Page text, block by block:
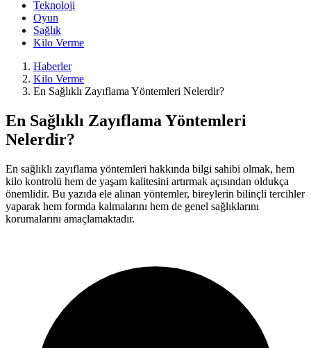
Teknoloji
Oyun
Sağlık
Kilo Verme
Haberler
Kilo Verme
En Sağlıklı Zayıflama Yöntemleri Nelerdir?
En Sağlıklı Zayıflama Yöntemleri
Nelerdir?
En sağlıklı zayıflama yöntemleri hakkında bilgi sahibi olmak, hem
kilo kontrolü hem de yaşam kalitesini artırmak açısından oldukça
önemlidir. Bu yazıda ele alınan yöntemler, bireylerin bilinçli tercihler
yaparak hem formda kalmalarını hem de genel sağlıklarını
korumalarını amaçlamaktadır.